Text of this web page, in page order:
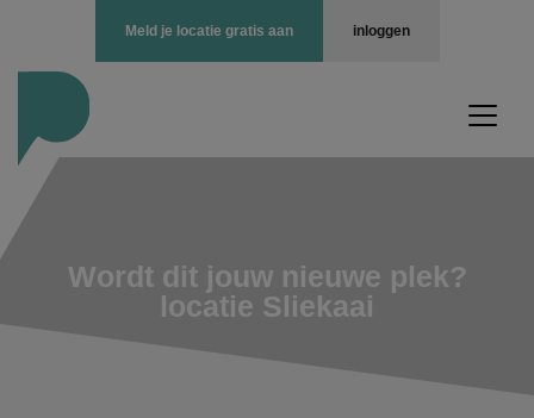
inloggen
Meld je locatie gratis aan
Wordt dit jouw nieuwe plek?
locatie Sliekaai